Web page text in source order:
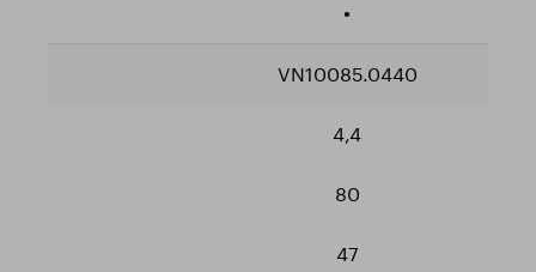
•
VN10085.0440
4,4
80
47